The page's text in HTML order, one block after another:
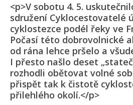
<p>V sobotu 4. 5.
sdružení Cyklocestovatelé
cyklostezce podél řeky ve
Počasí této dobrovolnické
od rána lehce pršelo a
I přesto našlo deset
rozhodli obětovat volné
přispět tak k čistotě
přilehlého okolí.</p>